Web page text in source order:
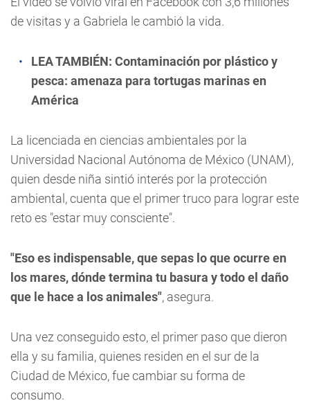
de visitas y a Gabriela le cambió la vida.
LEA TAMBIÉN: Contaminación por plástico y
pesca: amenaza para tortugas marinas en
América
La licenciada en ciencias ambientales por la
Universidad Nacional Autónoma de México (UNAM),
quien desde niña sintió interés por la protección
ambiental, cuenta que el primer truco para lograr este
reto es "estar muy consciente".
"Eso es indispensable, que sepas lo que ocurre en
los mares, dónde termina tu basura y todo el daño
que le hace a los animales", asegura.
Una vez conseguido esto, el primer paso que dieron
ella y su familia, quienes residen en el sur de la
Ciudad de México, fue cambiar su forma de
consumo.